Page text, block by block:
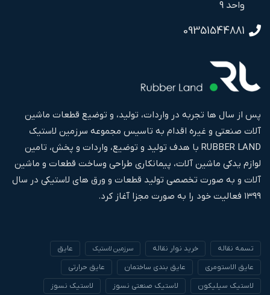
واحد 9
09351544881
پس از سال ها تجربه در واردات، تولید، و توضیع قطعات ماشین
آلات صنعتی و غیره اقدام به تاسیس مجموعه سرزمین لاستیک
RUBBER LAND با هدف تولید و توضیع، واردات و پخش، تامین
لوازم یدکی ماشین آلات، پیمانکاری طراحی وساخت قطعات و ماشین
آلات و به صورت تخصصی تولید قطعات و ورق های لاستیکی در سال
۱۳۹۹ فعالیت خود را به صورت مجزا آغاز کرد.
تسمه نقاله خرید نوار نقاله سرزمین لاستیک
عایق
عایق الاستومری
عایق بندی ساختمان
عایق حرارتی
لاستیک سیلیکون
لاستیک صنعتی نسوز لاستیک نسوز